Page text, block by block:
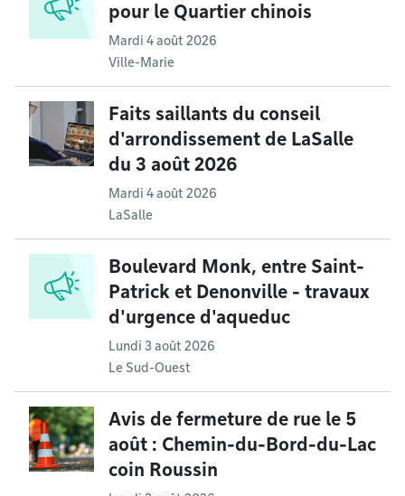
pour le Quartier chinois
Mardi 4 août 2026
Ville-Marie
Faits saillants du conseil
d'arrondissement de LaSalle
du 3 août 2026
Mardi 4 août 2026
LaSalle
Boulevard Monk, entre Saint-
Patrick et Denonville - travaux
d'urgence d'aqueduc
Lundi 3 août 2026
Le Sud-Ouest
Avis de fermeture de rue le 5
août : Chemin-du-Bord-du-Lac
coin Roussin